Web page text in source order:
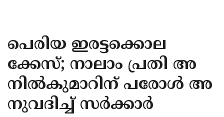
KANNUR
KASARAGOD
പെരിയ ഇരട്ടക്കൊല
ക്കേസ്; നാലാം പ്രതി അ
നില്‍കുമാറിന് പരോള്‍ അ
നുവദിച്ച്‌ സര്‍ക്കാര്‍